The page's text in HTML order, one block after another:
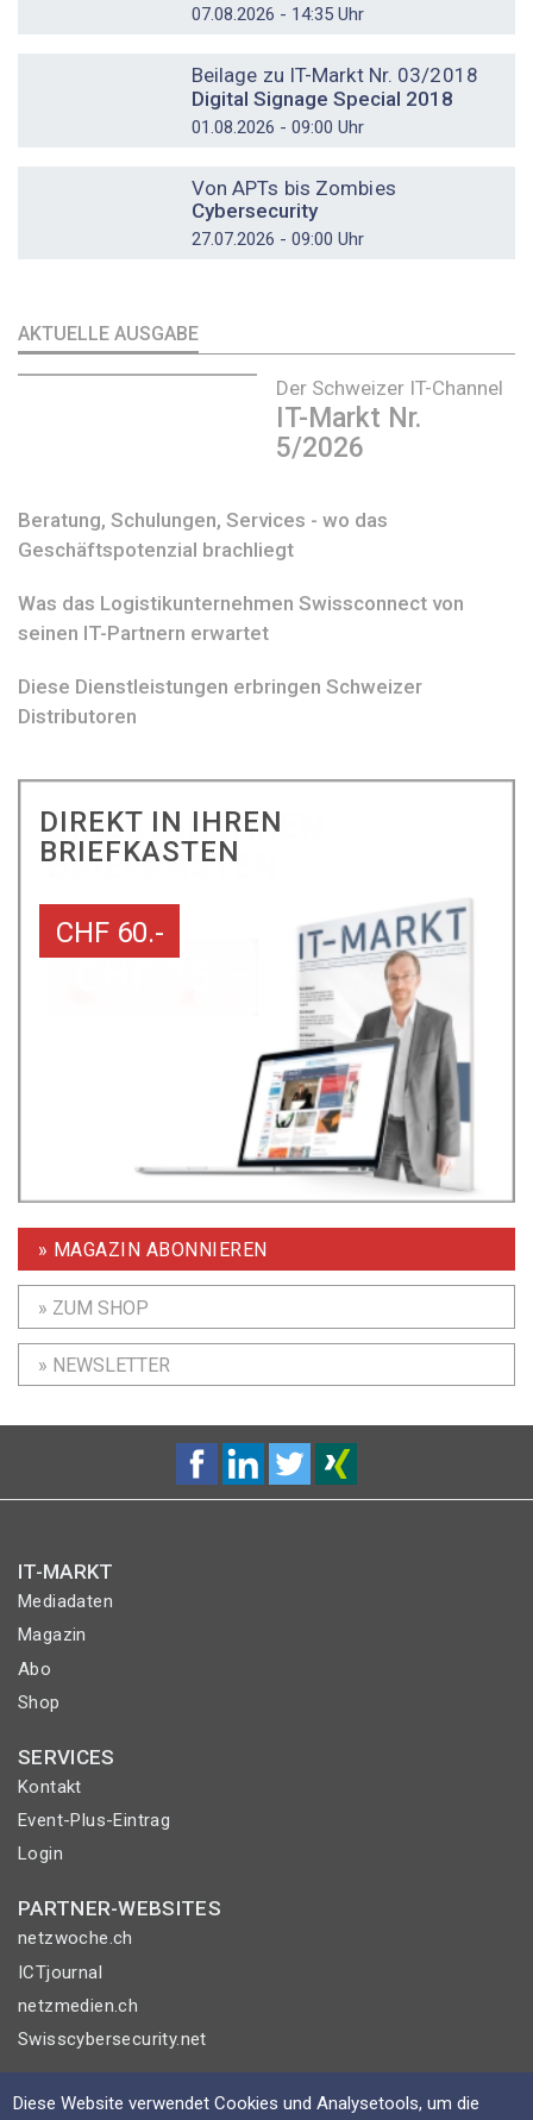
07.08.2026 - 14:35 Uhr
Beilage zu IT-Markt Nr. 03/2018
Digital Signage Special 2018
01.08.2026 - 09:00 Uhr
Von APTs bis Zombies
Cybersecurity
27.07.2026 - 09:00 Uhr
AKTUELLE AUSGABE
Der Schweizer IT-Channel
IT-Markt Nr.
5/2026
Beratung, Schulungen, Services - wo das
Geschäftspotenzial brachliegt
Was das Logistikunternehmen Swissconnect von
seinen IT-Partnern erwartet
Diese Dienstleistungen erbringen Schweizer
Distributoren
DIREKT IN IHREN
BRIEFKASTEN
CHF 60.-
» MAGAZIN ABONNIEREN
» ZUM SHOP
» NEWSLETTER
IT-MARKT
Mediadaten
Magazin
Abo
Shop
SERVICES
Kontakt
Event-Plus-Eintrag
Login
PARTNER-WEBSITES
netzwoche.ch
ICTjournal
netzmedien.ch
Swisscybersecurity.net
© NETZMEDIEN AG 2026
Diese Website verwendet Cookies und Analysetools, um die